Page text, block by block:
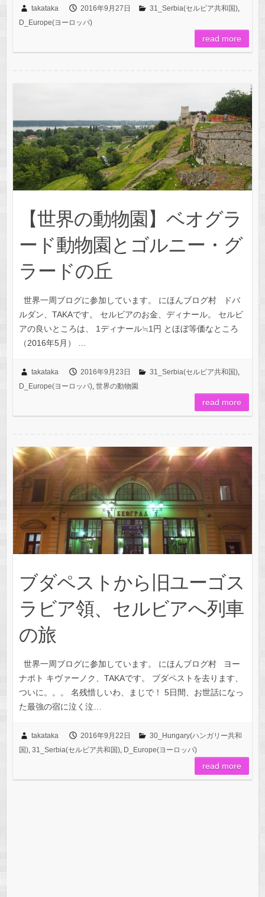
takataka 2016年9月27日 31_Serbia(セルビア共和国),
D_Europe(ヨーロッパ)
read more
【世界の動物園】ベオグラ
ード動物園とゴルニー・グ
ラードの丘
世界一周ブログに参加しています。 にほんブログ村 ドバ
ルダン、TAKAです。 セルビアのお金、ディナール。 セルビ
アの良いところは、 1ディナール≒1円 とほぼ等価なところ
（2016年5月） …
takataka 2016年9月23日 31_Serbia(セルビア共和国),
D_Europe(ヨーロッパ), 世界の動物園
read more
ブダペストから旧ユーゴス
ラビア領、セルビアへ列車
の旅
世界一周ブログに参加しています。 にほんブログ村 ヨー
ナポト キヴァーノク、TAKAです。 ブダペストを去ります、
ついに。。。 名残惜しいわ、まじで！ 5日間、お世話になっ
た最強の宿に泣く泣…
takataka 2016年9月22日
30_Hungary(ハンガリー共和
国), 31_Serbia(セルビア共和国), D_Europe(ヨーロッパ)
read more